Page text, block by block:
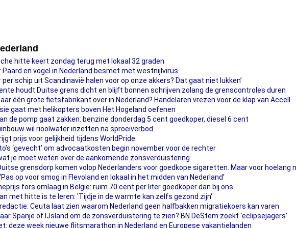
hitte keert zondag terug met lokaal 32 graden
Paard en vogel in Nederland besmet met westnijlvirus
per schip uit Scandinavië halen voor op onze akkers? Dat gaat niet lukken’
houdt Duitse grens dicht en blijft bonnen schrijven zolang de grenscontroles duren
één grote fietsfabrikant over in Nederland? Handelaren vrezen voor de klap van Accell
gaat met helikopters boven Het Hogeland oefenen
de pomp gaat zakken: benzine donderdag 5 cent goedkoper, diesel 6 cent
wil rioolwater inzetten na sproeiverbod
prijs voor gelijkheid tijdens WorldPride
‘gevecht’ om advocaatkosten begin november voor de rechter
je moet weten over de aankomende zonsverduistering
grensdorp komen volop Nederlanders voor goedkope sigaretten. Maar voor hoelang
‘Pas op voor smog in Flevoland en lokaal in het midden van Nederland’
fors omlaag in België: ruim 70 cent per liter goedkoper dan bij ons
met hitte is te leren: 'Tijdje in de warmte kan zelfs gezond zijn'
Ceuta laat zien waarom Nederland geen halfbakken migratiekoers kan varen
Spanje of IJsland om de zonsverduistering te zien? BN DeStem zoekt ‘eclipsejagers’
deze week nieuwe flitsmarathon in Nederland en Europese vakantielanden